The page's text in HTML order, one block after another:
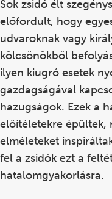
Sok zsidó élt
előfordult, hogy
udvaroknak vagy
kölcsönökből
ilyen kiugró esetek
gazdagságával
hazugságok. Ezek a
előítéletekre épültek,
elméleteket
fel a zsidók ezt a
hatalomgyakorlásra.